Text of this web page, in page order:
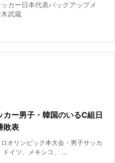
カー日本代表バックアップメ
武蔵
カー男子・韓国のいるC組日
敗表
オリンピック本大会・男子サッカ
ドイツ、メキシコ、 ...